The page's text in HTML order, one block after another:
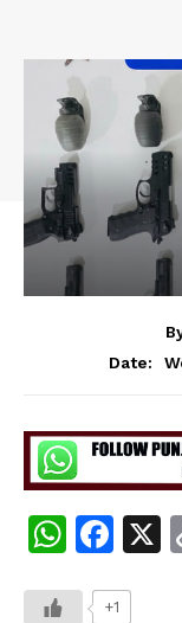
Date:
W
at
F
c
X
+1